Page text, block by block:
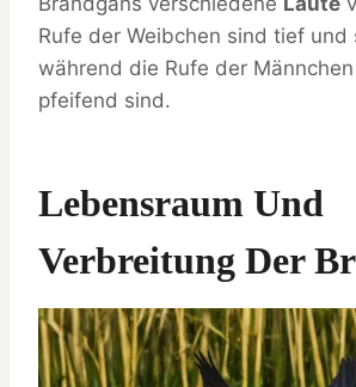
Rufe der Weibchen sind tief und
während die Rufe der
pfeifend sind.
Lebensraum Und
Verbreitung Der